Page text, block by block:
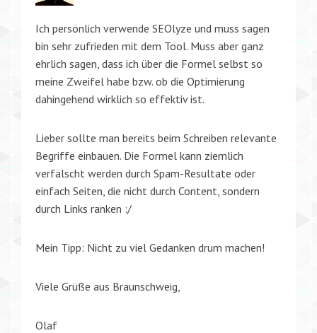
Ich persönlich verwende SEOlyze und muss sagen
bin sehr zufrieden mit dem Tool. Muss aber ganz
ehrlich sagen, dass ich über die Formel selbst so
meine Zweifel habe bzw. ob die Optimierung
dahingehend wirklich so effektiv ist.
Lieber sollte man bereits beim Schreiben relevante
Begriffe einbauen. Die Formel kann ziemlich
verfälscht werden durch Spam-Resultate oder
einfach Seiten, die nicht durch Content, sondern
durch Links ranken :/
Mein Tipp: Nicht zu viel Gedanken drum machen!
Viele Grüße aus Braunschweig,
Olaf